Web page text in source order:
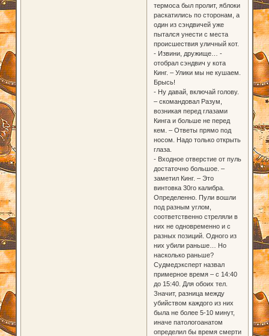
термоса был пролит, яблоки
раскатились по сторонам, а
один из сэндвичей уже
пытался унести с места
происшествия уличный кот.
- Извини, дружище… -
отобрал сэндвич у кота
Кинг. – Улики мы не кушаем.
Брысь!
- Ну давай, включай голову.
– скомандовал Разум,
возникая перед глазами
Кинга и больше не перед
кем. – Ответы прямо под
носом. Надо только открыть
глаза.
- Входное отверстие от пуль
достаточно большое. –
заметил Кинг. – Это
винтовка 30го калибра.
Определенно. Пули вошли
под разным углом,
соответственно стреляли в
них не одновременно и с
разных позиций. Одного из
них убили раньше… Но
насколько раньше?
Судмедэксперт назвал
примерное время – с 14:40
до 15:40. Для обоих тел.
Значит, разница между
убийством каждого из них
была не более 5-10 минут,
иначе патологоанатом
определил бы время смерти